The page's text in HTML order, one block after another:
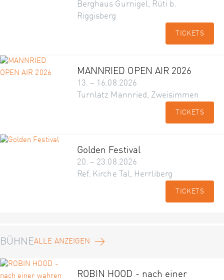
Berghaus Gurnigel, Rüti b.
Riggisberg
TICKETS
MANNRIED OPEN AIR 2026
13. – 16.08.2026
Turnlatz Mannried, Zweisimmen
TICKETS
Golden Festival
20. – 23.08.2026
Ref. Kirche Tal, Herrliberg
TICKETS
BÜHNEALLE ANZEIGEN
ROBIN HOOD - nach einer